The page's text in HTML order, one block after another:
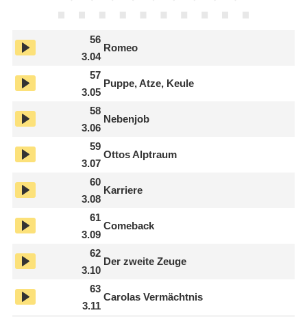
56
3.04
Romeo
57
3.05
Puppe, Atze, Keule
58
3.06
Nebenjob
59
3.07
Ottos Alptraum
60
3.08
Karriere
61
3.09
Comeback
62
3.10
Der zweite Zeuge
63
3.11
Carolas Vermächtnis